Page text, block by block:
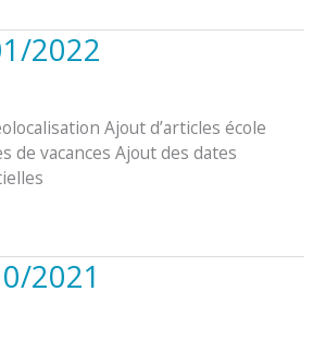
2022
Ajout d’articles école
de vacances Ajout des dates
2021